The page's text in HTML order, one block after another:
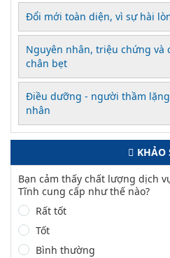
Đổi mới toàn diện, vì sự hài
Nguyên nhân, triệu chứng và
chân bẹt
Điều dưỡng - người thầm
nhân
KHẢO
Bạn cảm thấy chất lượng dịch
Tĩnh cung cấp như thế nào?
Rất tốt
Tốt
Bình thường